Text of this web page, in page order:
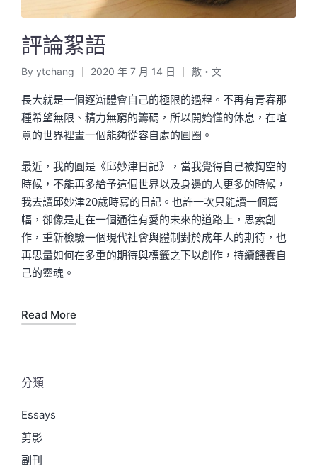
評論絮語
Posted
by
By ytchang 2020 年 7 月 14 日
Posted
in
散・文
長大就是一個逐漸體會自己的極限的過程。不再有青春那
種希望無限、精力無窮的籌碼，所以開始懂的休息，在喧
囂的世界裡畫一個能夠從容自處的圓圈。
最近，我的圓是《邱妙津日記》，當我覺得自己被掏空的
時候，不能再多給予這個世界以及身邊的人更多的時候，
我去讀邱妙津20歲時寫的日記。也許一次只能讀一個篇
幅，卻像是走在一個通往有愛的未來的道路上，思索創
作，重新檢驗一個現代社會與體制對於成年人的期待，也
再思量如何在多重的期待與標籤之下以創作，持續餵養自
己的靈魂。
Read More
分類
Essays
剪影
副刊